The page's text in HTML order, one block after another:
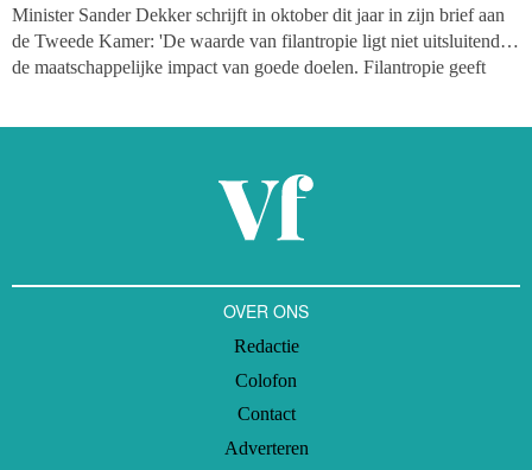
Minister Sander Dekker schrijft in oktober dit jaar in zijn brief aan
de Tweede Kamer: 'De waarde van filantropie ligt niet uitsluitend in
de maatschappelijke impact van goede doelen. Filantropie geeft
heeft de sector een signaalfunctie: geefgedrag drukt opinies uit over
behoeften en noden in de samenleving en vervult daarmee een
belangrijke functie in het systeem van checks and balances in onze
OVER ONS
Redactie
Colofon
Contact
Adverteren